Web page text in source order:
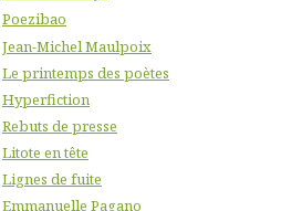
Poezibao
Jean-Michel Maulpoix
Le printemps des poètes
Hyperfiction
Rebuts de presse
Litote en tête
Lignes de fuite
Emmanuelle Pagano